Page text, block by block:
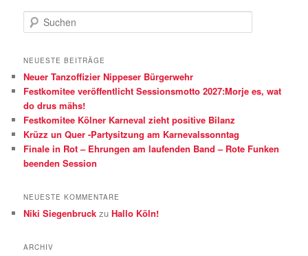
u
h
n
NEUESTE BEITRÄGE
Neuer Tanzoffizier Nippeser Bürgerwehr
Festkomitee veröffentlicht Sessionsmotto 2027:Morje es, wat
do drus mähs!
Festkomitee Kölner Karneval zieht positive Bilanz
Krüzz un Quer -Partysitzung am Karnevalssonntag
Finale in Rot – Ehrungen am laufenden Band – Rote Funken
beenden Session
NEUESTE KOMMENTARE
Niki Siegenbruck zuHallo Köln!
ARCHIV